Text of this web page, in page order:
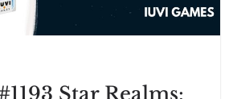
Star Realms: